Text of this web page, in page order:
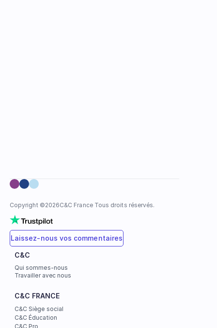
C&C
Qui sommes-nous
Travailler avec nous
C&C FRANCE
C&C Siège social
C&C Éducation
C&C Pro
Copyright ©2026C&C France Tous droits réservés.
Laissez-nous vos commentaires